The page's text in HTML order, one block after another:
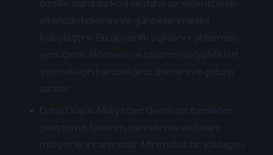
özellik, daha az kod ve daha az eklenti, web
sitenizin bakımını ve güncellenmesini
kolaylaştırır. Bu, güvenlik açıklarını gidermek,
yeni içerik eklemek ve tasarım değişiklikleri
yapmak için harcadığınız zamanı ve çabayı
azaltır.
Daha Düşük Maliyetler: Gereksiz özellikler,
geliştirme, tasarım, barındırma ve bakım
maliyetlerini artırabilir. Minimalist bir yaklaşım,